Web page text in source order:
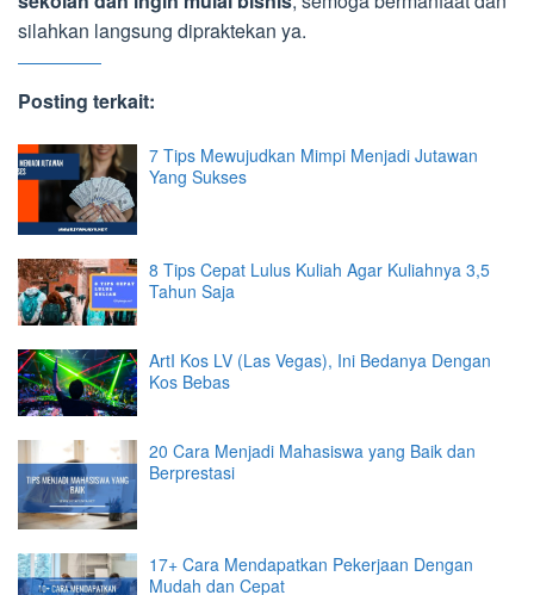
silahkan langsung dipraktekan ya.
Posting terkait:
7 Tips Mewujudkan Mimpi Menjadi Jutawan
Yang Sukses
8 Tips Cepat Lulus Kuliah Agar Kuliahnya 3,5
Tahun Saja
ArtI Kos LV (Las Vegas), Ini Bedanya Dengan
Kos Bebas
20 Cara Menjadi Mahasiswa yang Baik dan
Berprestasi
17+ Cara Mendapatkan Pekerjaan Dengan
Mudah dan Cepat